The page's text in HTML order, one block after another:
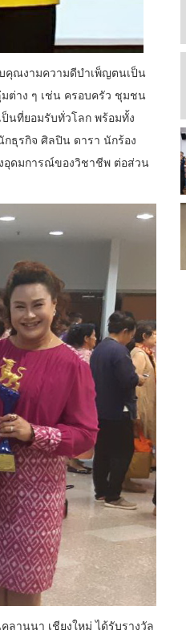
คุณงามความดีบำเพ็ญตนเป็น
ต่าง ๆ เช่น ครอบครัว ชุมชน
นที่ยอมรับทั่วโลก พร้อมทั้ง
ธุรกิจ ศิลปิน ดารา นักร้อง
อุดมการณ์ของวิชาชีพ ต่อส่วน
ลานนา เชียงใหม่ ได้รับรางวัล